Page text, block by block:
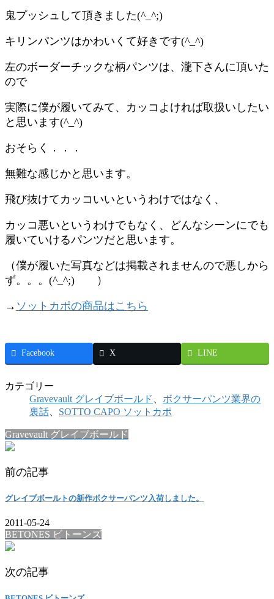
鬼プッシュして頂きました(^_^;)
キリンパンツはかわいくて好きです(^_^)
左のボーダーチックな柄パンツは、瀧下さんに頂いた
ので
実際に僕が履いてみて、カッコよければ取扱いしたい
と思います(^_^)
おそらく．．．
無難な感じかと思います。
飛び抜けてカッコいいというわけではなく、
カッコ悪いというわけでもなく、どんなシーンにでも
履いていけるパンツだと思います。
（僕が履いた写真などは掲載されませんので悪しから
ず。。。(^_^;) ）
→ ソットカポの商品はこちら
Facebook X LINE
カテゴリー
Gravevault グレイブボールド
ボクサーパンツ業界の
裏話
SOTTO CAPO ソットカポ
Gravevault グレイブボールド
前の記事
グレイブボールトの新作ボクサーパンツ入荷しました。
2011-05-24
BETONES ビトーンズ
次の記事